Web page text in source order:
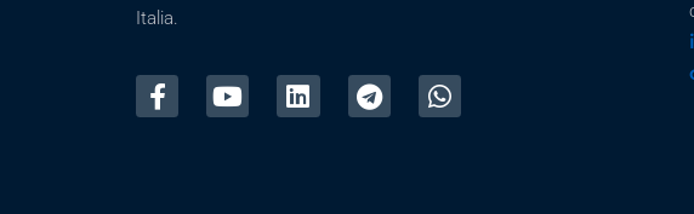
Italia.